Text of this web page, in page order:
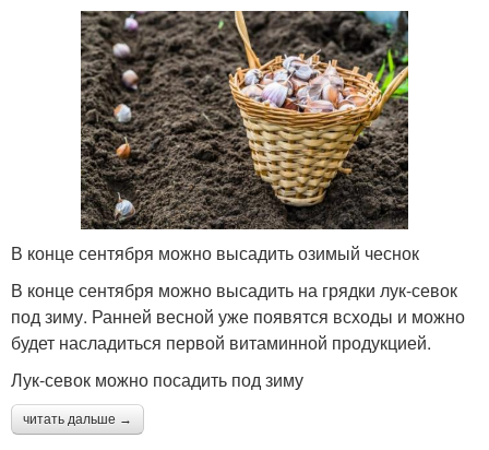
В конце сентября можно высадить озимый чеснок
В конце сентября можно высадить на грядки лук-севок
под зиму. Ранней весной уже появятся всходы и можно
будет насладиться первой витаминной продукцией.
Лук-севок можно посадить под зиму
читать дальше →